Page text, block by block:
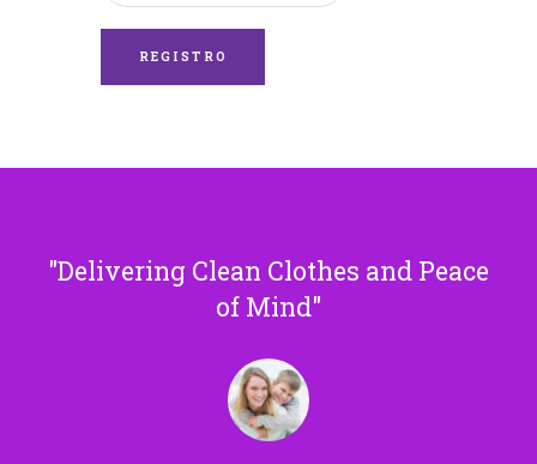
Delivering Clean Clothes and Peace
of Mind